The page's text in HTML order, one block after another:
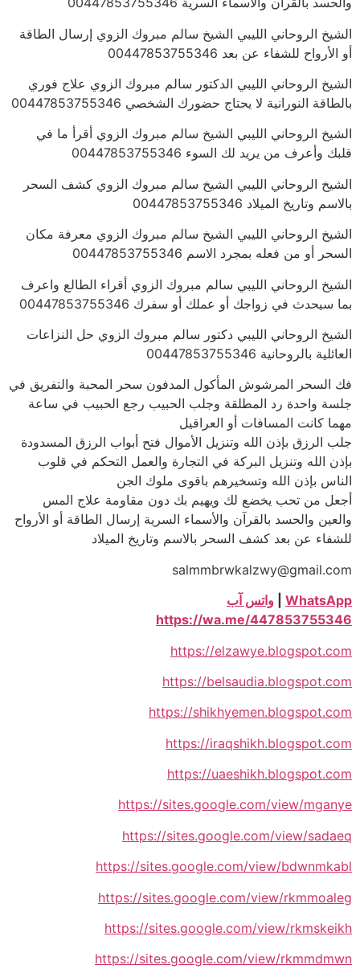
الشيخ الروحاني الليبي الشيخ سالم مبروك الزوي إرسال الطاقة
أو الأرواح للشفاء عن بعد 00447853755346
الشيخ الروحاني الليبي الدكتور سالم مبروك الزوي علاج فوري
بالطاقة النورانية لا يحتاج حضورك الشخصي 00447853755346
الشيخ الروحاني الليبي الشيخ سالم مبروك الزوي أقرأ ما في
قلبك وأعرف من يريد لك السوء 00447853755346
الشيخ الروحاني الليبي الشيخ سالم مبروك الزوي كشف السحر
بالاسم وتاريخ الميلاد 00447853755346
الشيخ الروحاني الليبي الشيخ سالم مبروك الزوي معرفة مكان
السحر أو من فعله بمجرد الاسم 00447853755346
الشيخ الروحاني الليبي سالم مبروك الزوي أقراء الطالع واعرف
بما سيحدث في زواجك أو عملك أو سفرك 00447853755346
الشيخ الروحاني الليبي دكتور سالم مبروك الزوي حل النزاعات
العائلية بالروحانية 00447853755346
فك السحر المرشوش المأكول المدفون سحر المحبة والتفريق في
جلسة واحدة رد المطلقة وجلب الحبيب رجع الحبيب في ساعة
مهما كانت المسافات أو العراقيل
جلب الرزق بإذن الله وتنزيل الأموال فتح أبواب الرزق المسدودة
بإذن الله وتنزيل البركة في التجارة والعمل التحكم في قلوب
الناس بإذن الله وتسخيرهم باقوى ملوك الجن
أجعل من تحب يخضع لك ويهيم بك دون مقاومة علاج المس
والعين والحسد بالقرآن والأسماء السرية إرسال الطاقة أو الأرواح
للشفاء عن بعد كشف السحر بالاسم وتاريخ الميلاد
salmmbrwkalzwy@gmail.com
WhatsApp
واتس آب
https://wa.me/447853755346
https://elzawye.blogspot.com
https://belsaudia.blogspot.com
https://shikhyemen.blogspot.com
https://iraqshikh.blogspot.com
https://uaeshikh.blogspot.com
https://sites.google.com/view/mganye
https://sites.google.com/view/sadaeq
https://sites.google.com/view/bdwnmkabl
https://sites.google.com/view/rkmmoaleg
https://sites.google.com/view/rkmskeikh
https://sites.google.com/view/rkmmdmwn